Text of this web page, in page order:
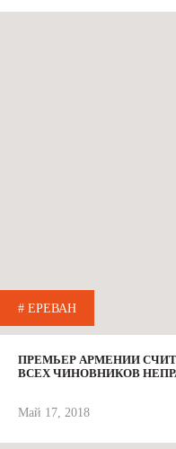
# ЕРЕВАН
ПРЕМЬЕР АРМЕНИИ
ВСЕХ ЧИНОВНИКОВ
Май 17, 2018